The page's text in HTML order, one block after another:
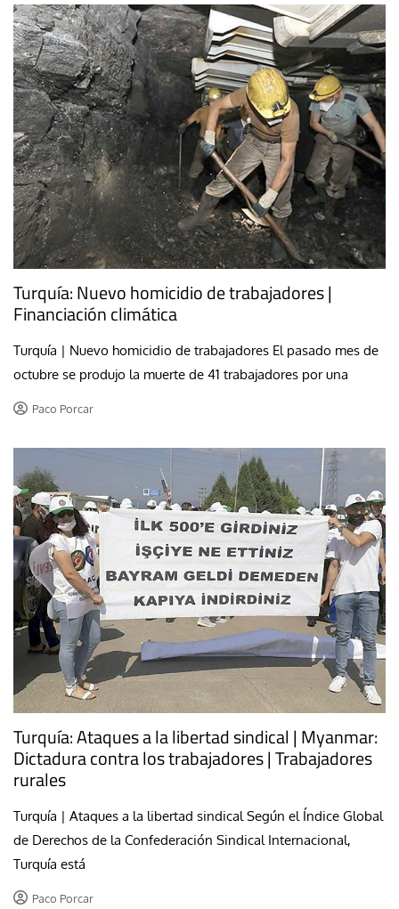
Turquía: Nuevo homicidio de trabajadores |
Financiación climática
Turquía | Nuevo homicidio de trabajadores El pasado mes de
octubre se produjo la muerte de 41 trabajadores por una
Paco Porcar
Turquía: Ataques a la libertad sindical | Myanmar:
Dictadura contra los trabajadores | Trabajadores
rurales
Turquía | Ataques a la libertad sindical Según el Índice Global
de Derechos de la Confederación Sindical Internacional,
Turquía está
Paco Porcar